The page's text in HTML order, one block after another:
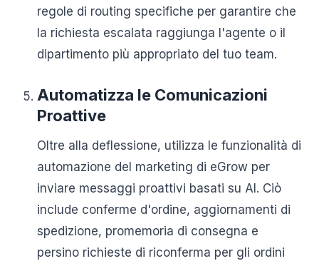
regole di routing specifiche per garantire che
la richiesta escalata raggiunga l'agente o il
dipartimento più appropriato del tuo team.
Automatizza le Comunicazioni
Proattive
Oltre alla deflessione, utilizza le funzionalità di
automazione del marketing di eGrow per
inviare messaggi proattivi basati su AI. Ciò
include conferme d'ordine, aggiornamenti di
spedizione, promemoria di consegna e
persino richieste di riconferma per gli ordini